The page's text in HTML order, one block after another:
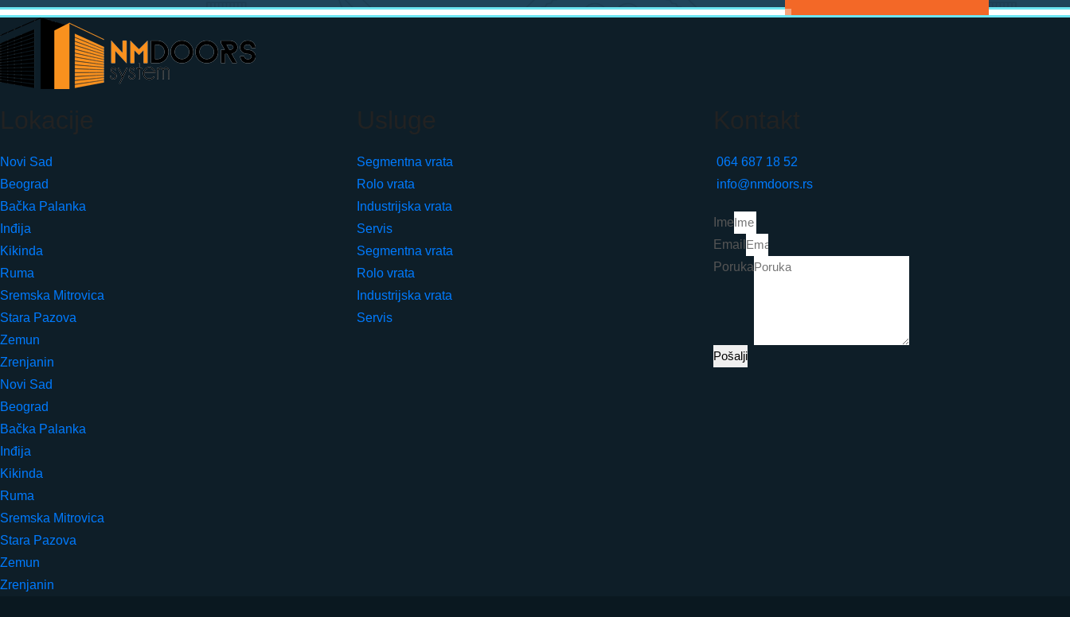
Novi Sad
Beograd
Bačka Palanka
Inđija
Kikinda
Ruma
Sremska Mitrovica
Stara Pazova
Zemun
Zrenjanin
Novi Sad
Beograd
Bačka Palanka
Inđija
Kikinda
Ruma
Sremska Mitrovica
Stara Pazova
Zemun
Zrenjanin
Segmentna vrata
Rolo vrata
Industrijska vrata
Servis
Segmentna vrata
Rolo vrata
Industrijska vrata
Servis
064 687 18 52
info@nmdoors.rs
Ime
Email
Poruka
Pošalji